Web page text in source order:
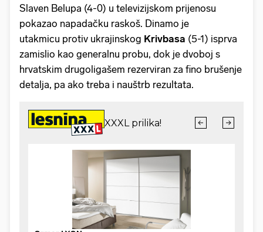
Slaven Belupa (4-0) u televizijskom prijenosu
pokazao napadačku raskoš. Dinamo je
utakmicu protiv ukrajinskog Krivbasa (5-1) isprva
zamislio kao generalnu probu, dok je dvoboj s
hrvatskim drugoligašem rezerviran za fino brušenje
detalja, pa ako treba i nauštrb rezultata.